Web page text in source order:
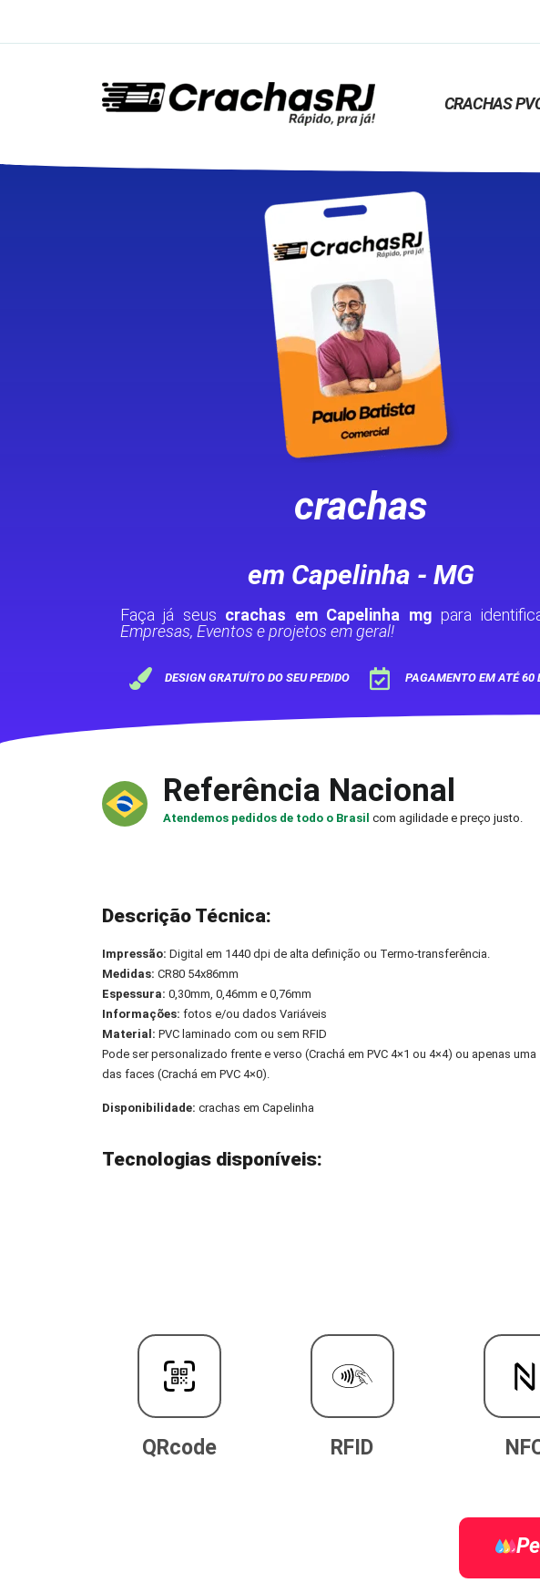
CRACHAS
crachas
em Capelinha - MG
Faça já seus crachas em Capelinha mg para
Empresas, Eventos e projetos em geral!
DESIGN GRATUÍTO DO SEU PEDIDO PAGAMENTO EM ATÉ 60
Referência Nacional
Atendemos pedidos de todo o Brasil com agilidade e preço justo.
Descrição Técnica:
Impressão: Digital em 1440 dpi de alta definição ou Termo-transferência.
Medidas: CR80 54x86mm
Espessura: 0,30mm, 0,46mm e 0,76mm
Informações: fotos e/ou dados Variáveis
Material: PVC laminado com ou sem RFID
Pode ser personalizado frente e verso (Crachá em PVC 4×1 ou 4×4) ou apenas uma
das faces (Crachá em PVC 4×0).
Disponibilidade: crachas em Capelinha
Tecnologias disponíveis:
QRcode RFID